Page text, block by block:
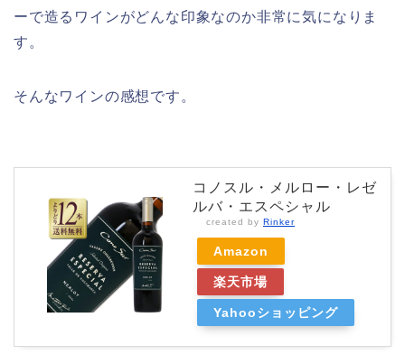
ーで造るワインがどんな印象なのか非常に気になりま
す。
そんなワインの感想です。
コノスル・メルロー・レゼ
ルバ・エスペシャル
created by Rinker
Amazon
楽天市場
Yahooショッピング